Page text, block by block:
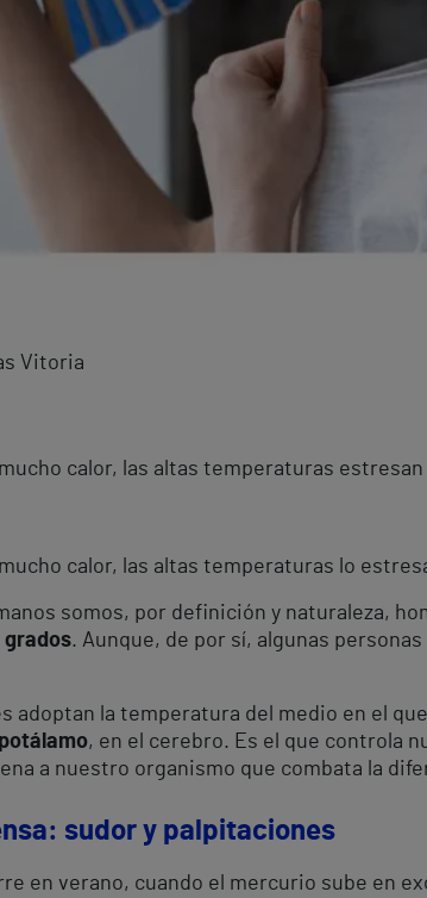
Vitoria
calor, las altas temperaturas
calor, las altas temperaturas lo
somos, por definición y naturaleza,
grados. Aunque, de por sí, algunas
adoptan la temperatura del medio en el
, en el cerebro. Es el que controla
a nuestro organismo que combata la
sudor y palpitaciones
en verano, cuando el mercurio sube en